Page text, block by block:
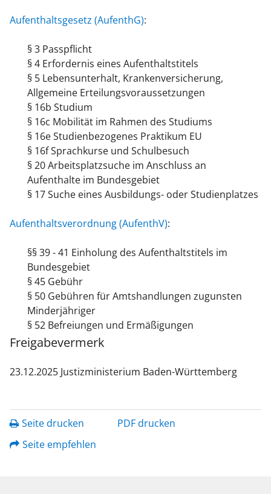
Aufenthaltsgesetz (AufenthG):
§ 3 Passpflicht
§ 4 Erfordernis eines Aufenthaltstitels
§ 5 Lebensunterhalt, Krankenversicherung,
Allgemeine Erteilungsvoraussetzungen
§ 16b Studium
§ 16c Mobilität im Rahmen des Studiums
§ 16e Studienbezogenes Praktikum EU
§ 16f Sprachkurse und Schulbesuch
§ 20 Arbeitsplatzsuche im Anschluss an
Aufenthalte im Bundesgebiet
§ 17 Suche eines Ausbildungs- oder Studienplatzes
Aufenthaltsverordnung (AufenthV):
§§ 39 - 41 Einholung des Aufenthaltstitels im
Bundesgebiet
§ 45 Gebühr
§ 50 Gebühren für Amtshandlungen zugunsten
Minderjähriger
§ 52 Befreiungen und Ermäßigungen
Freigabevermerk
23.12.2025 Justizministerium Baden-Württemberg
Seite drucken
PDF drucken
Seite empfehlen